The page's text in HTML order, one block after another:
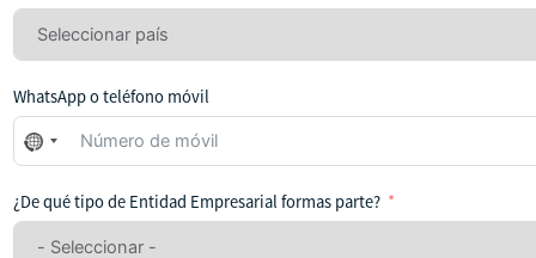
WhatsApp o teléfono móvil
No
se
seleccionado
ningún
¿De qué tipo de Entidad Empresarial formas parte?